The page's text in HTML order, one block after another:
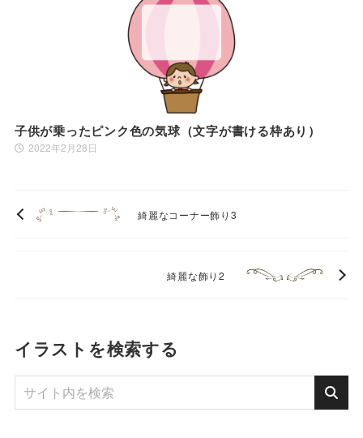
子供が乗ったピンク色の気球（文字が書ける枠あり）
2022年2月28日
綺麗なコーナー飾り3
綺麗な飾り2
イラストを検索する